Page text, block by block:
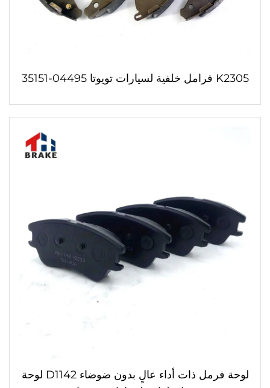
K2305 فرامل خلفية لسيارات تويوتا 04495-35151
لوحة فرمل ذات أداء عالٍ بدون ضوضاء D1142 لوحة